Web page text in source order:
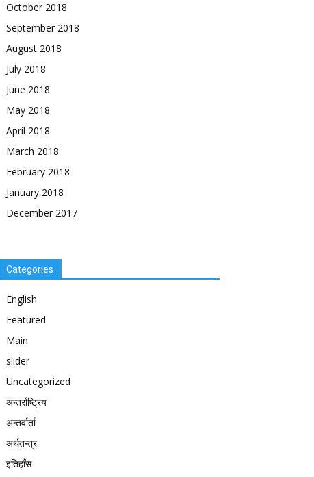
October 2018
September 2018
August 2018
July 2018
June 2018
May 2018
April 2018
March 2018
February 2018
January 2018
December 2017
Categories
English
Featured
Main
slider
Uncategorized
अन्तर्राष्ट्रिय
अन्तर्वार्ता
अर्थतन्त्र
इतिहाँस